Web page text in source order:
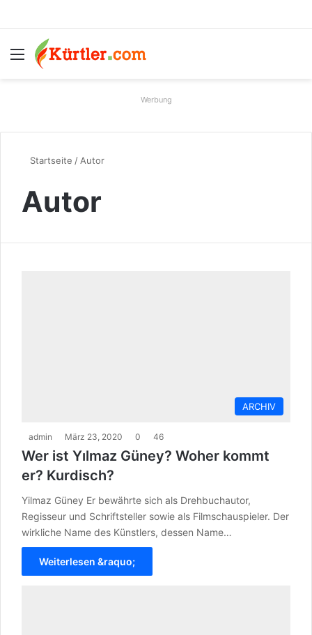
Menü
Werbung
Startseite / Autor
Autor
ARCHIV
admin März 23, 2020 0 46
Wer ist Yılmaz Güney? Woher kommt
er? Kurdisch?
Yilmaz Güney Er bewährte sich als Drehbuchautor,
Regisseur und Schriftsteller sowie als Filmschauspieler. Der
wirkliche Name des Künstlers, dessen Name…
Weiterlesen &raquo;